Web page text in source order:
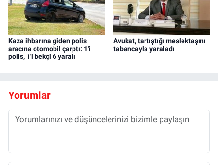
Kaza ihbarına giden polis
aracına otomobil çarptı: 1'i
polis, 1'i bekçi 6 yaralı
Avukat, tartıştığı meslektaşını
tabancayla yaraladı
Yorumlar